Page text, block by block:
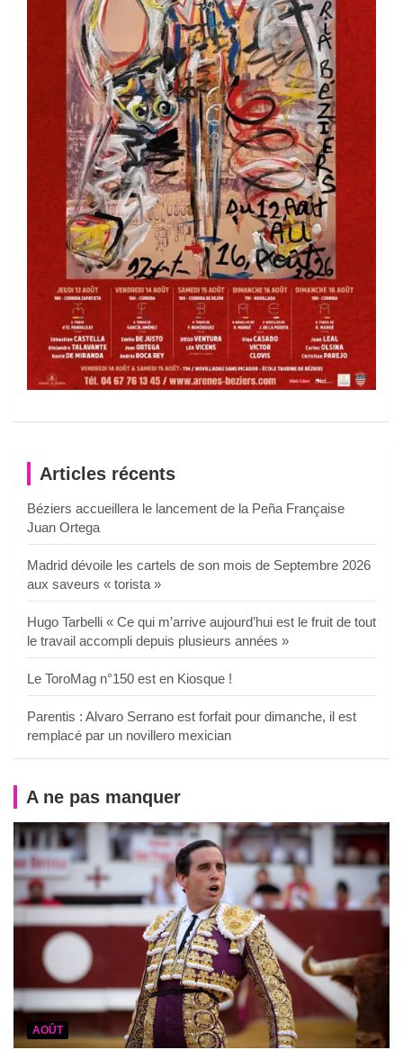
Articles récents
Béziers accueillera le lancement de la Peña Française
Juan Ortega
Madrid dévoile les cartels de son mois de Septembre 2026
aux saveurs « torista »
Hugo Tarbelli « Ce qui m’arrive aujourd’hui est le fruit de tout
le travail accompli depuis plusieurs années »
Le ToroMag n°150 est en Kiosque !
Parentis : Alvaro Serrano est forfait pour dimanche, il est
remplacé par un novillero mexician
A ne pas manquer
AOÛT